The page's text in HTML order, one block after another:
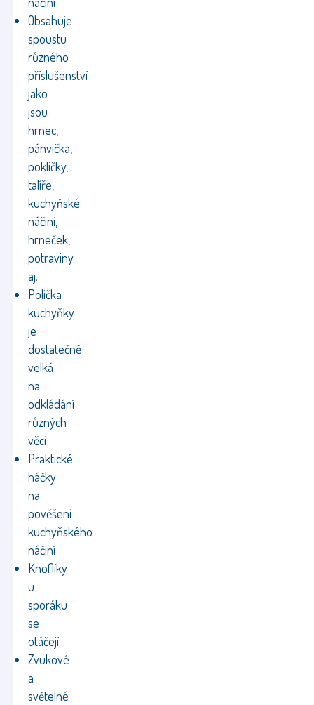
Obsahuje
spoustu
různého
příslušenství
jako
jsou
hrnec,
pánvička,
pokličky,
talíře,
kuchyňské
náčiní,
hrneček,
potraviny
aj.
Polička
kuchyňky
je
dostatečně
velká
na
odkládání
různých
věcí
Praktické
háčky
na
pověšení
kuchyňského
náčiní
Knoflíky
u
sporáku
se
otáčejí
Zvukové
a
světelné